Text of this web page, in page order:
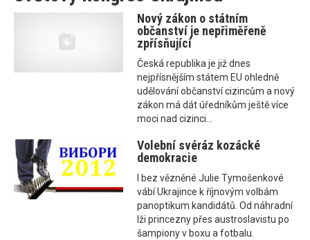
Nový zákon o státním
občanství je nepřiměřeně
zpřísňující
Česká republika je již dnes
nejpřísnějším státem EU ohledně
udělování občanství cizincům a nový
zákon má dát úředníkům ještě více
moci nad cizinci...
Volební svéráz kozácké
demokracie
I bez vězněné Julie Tymošenkové
vábí Ukrajince k říjnovým volbám
panoptikum kandidátů. Od náhradní
lži princezny přes austroslavistu po
šampiony v boxu a fotbalu.